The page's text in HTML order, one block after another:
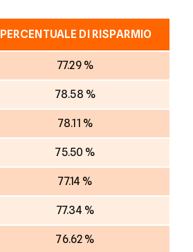
PERCENTUALE DI RISPARMIO
77.29 %
78.58 %
78.11 %
75.50 %
77.14 %
77.34 %
76.62 %